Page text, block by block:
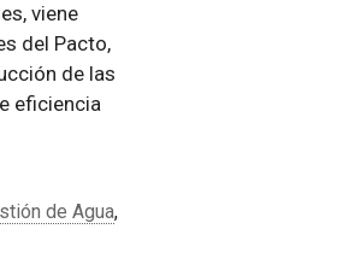
viene
del Pacto,
de las
eficiencia
de Agua,